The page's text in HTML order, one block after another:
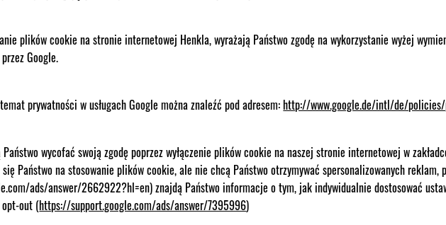
plików cookie na stronie internetowej Henkla, wyrażają Państwo zgodę na wykorzystanie wyżej
Google.
prywatności w usługach Google można znaleźć pod adresem:http://www.google.de/intl/de/
wycofać swoją zgodę poprzez wyłączenie plików cookie na naszej stronie internetowej w
Państwo na stosowanie plików cookie, ale nie chcą Państwo otrzymywać spersonalizowanych reklam,
ads/answer/2662922?hl=en) znajdą Państwo informacje o tym, jak indywidualnie dostosować
opt-out (https://support.google.com/ads/answer/7395996)